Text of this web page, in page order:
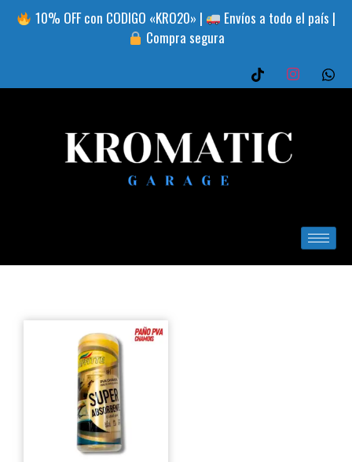
10% OFF con CODIGO «KRO20» |
Envíos a todo el país |
Compra segura